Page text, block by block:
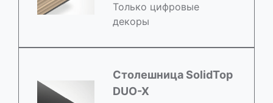
Только цифровые
декоры
Столешница SolidTop
DUO-X